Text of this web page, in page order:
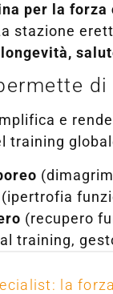
per la
stazione
e
training
(ipertrofia
(recupero
training,